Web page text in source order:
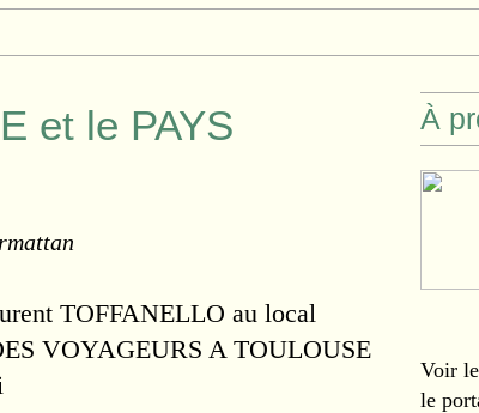
et le PAYS
TOFFANELLO au local
VOYAGEURS A TOULOUSE
À
Voir
le